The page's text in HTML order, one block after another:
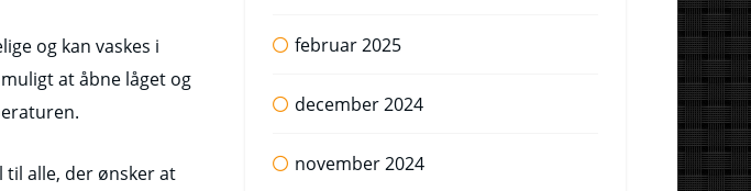
og kan vaskes i
at åbne låget og
til alle, der ønsker at
februar 2025
december 2024
november 2024